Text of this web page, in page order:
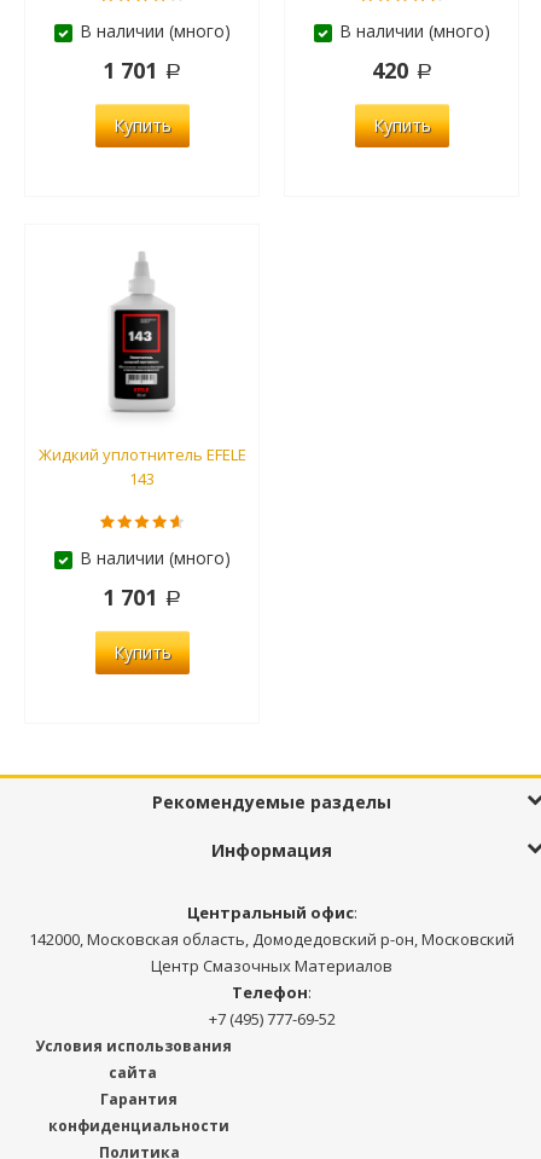
В наличии (много)
1 701
Купить
В наличии (много)
420
Купить
Жидкий уплотнитель EFELE
143
В наличии (много)
1 701
Купить
Рекомендуемые разделы
Информация
Центральный офис:
142000, Московская область, Домодедовский р-он, Московский
Центр Смазочных Материалов
Телефон:
+7 (495) 777-69-52
Условия использования
сайта
Гарантия
конфиденциальности
Политика